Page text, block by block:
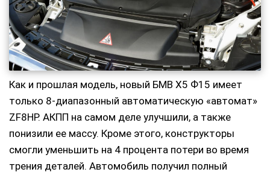
Как и прошлая модель, новый БМВ Х5 Ф15 имеет
только 8-диапазонный автоматическую «автомат»
ZF8HP. АКПП на самом деле улучшили, а также
понизили ее массу. Кроме этого, конструкторы
смогли уменьшить на 4 процента потери во время
трения деталей. Автомобиль получил полный